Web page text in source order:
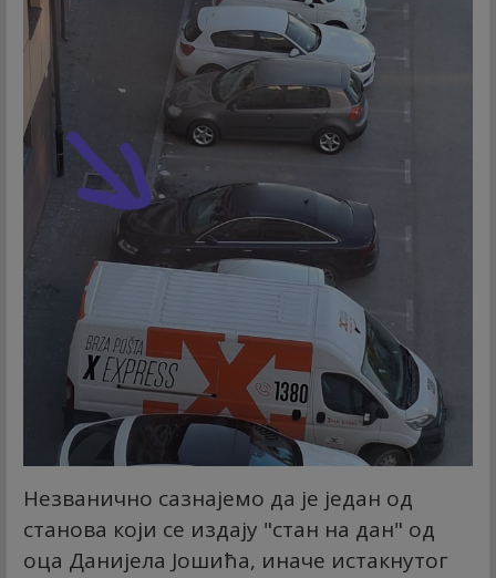
Незванично сазнајемо да је један од
станова који се издају "стан на дан" од
оца Данијела Јошића, иначе истакнутог